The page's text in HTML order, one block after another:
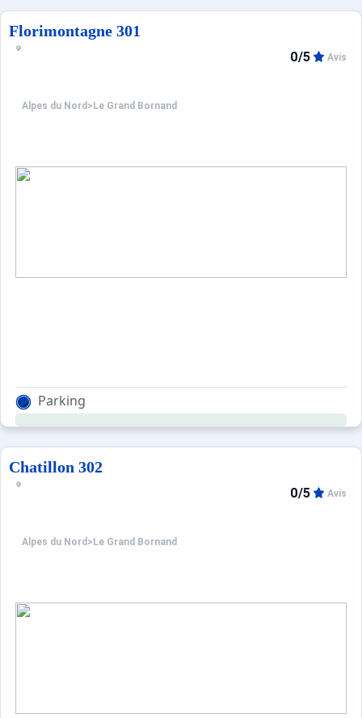
Florimontagne 301
Alpes du Nord > Le Grand Bornand
0/5 Avis
Parking
Chatillon 302
Alpes du Nord > Le Grand Bornand
0/5 Avis